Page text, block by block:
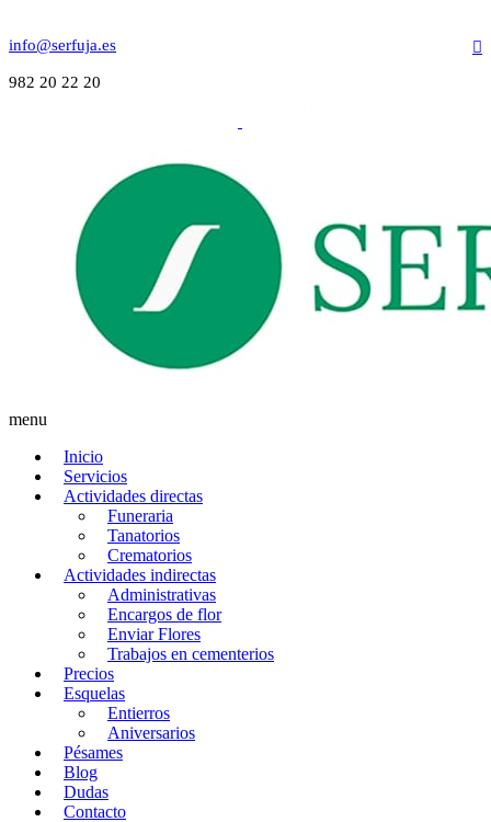
info@serfuja.es
982 20 22 20
menu
Inicio
Servicios
Actividades directas
Funeraria
Tanatorios
Crematorios
Actividades indirectas
Administrativas
Encargos de flor
Enviar Flores
Trabajos en cementerios
Precios
Esquelas
Entierros
Aniversarios
Pésames
Blog
Dudas
Contacto